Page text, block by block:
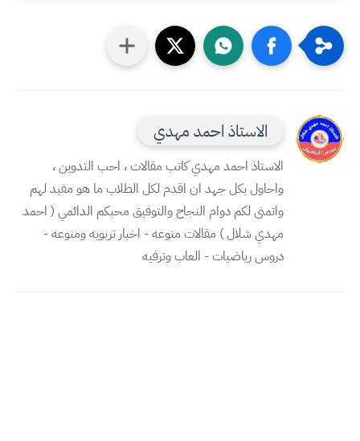
الاستاذ احمد مهدي
الاستاذ احمد مهدي كاتب مقالات ، احب التدوين ،
واحاول بكل جهد ان اقدم لكل الطلاب ما هو مفيد لهم
واتمنى لكم دوام النجاح والتوفيق محبكم الدائمي ( احمد
مهدي شلال ) مقالات منوعه - اخبار تربويه ومنوعه -
دروس رياضيات - العاب وترفيه